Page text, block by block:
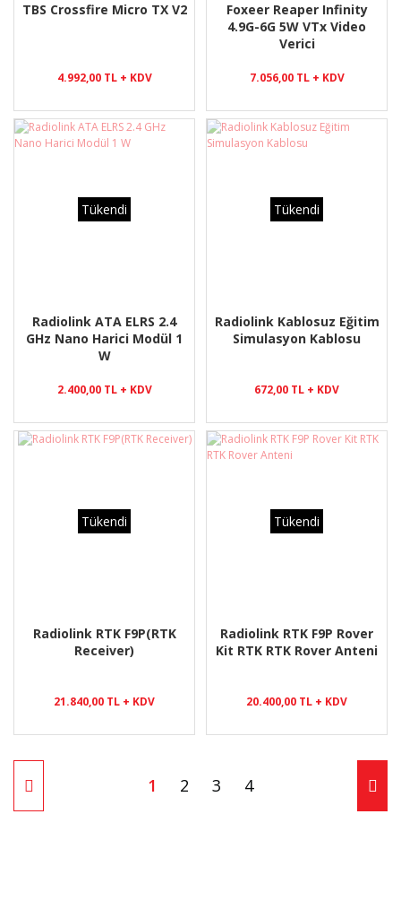
TBS Crossfire Micro TX V2
4.992,00 TL + KDV
Foxeer Reaper Infinity
4.9G-6G 5W VTx Video
Verici
7.056,00 TL + KDV
Tükendi
Radiolink ATA ELRS 2.4
GHz Nano Harici Modül 1
W
2.400,00 TL + KDV
Tükendi
Radiolink Kablosuz Eğitim
Simulasyon Kablosu
672,00 TL + KDV
Tükendi
Radiolink RTK F9P(RTK
Receiver)
21.840,00 TL + KDV
Tükendi
Radiolink RTK F9P Rover
Kit RTK RTK Rover Anteni
20.400,00 TL + KDV
1 2 3 4